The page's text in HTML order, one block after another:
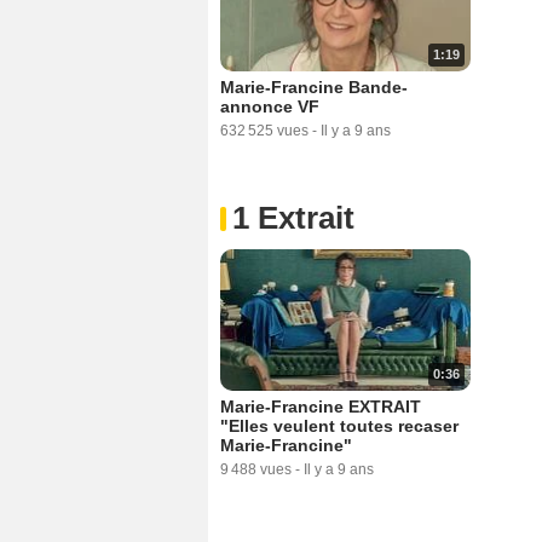
1:19
Marie-Francine Bande-
annonce VF
632 525 vues - Il y a 9 ans
1 Extrait
0:36
Marie-Francine EXTRAIT
"Elles veulent toutes recaser
Marie-Francine"
9 488 vues - Il y a 9 ans